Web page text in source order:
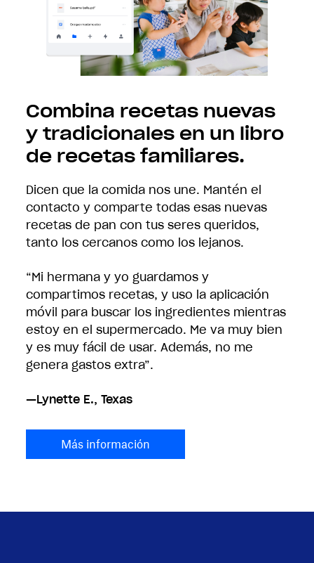
Combina recetas nuevas
y tradicionales en un libro
de recetas familiares.
Dicen que la comida nos une. Mantén el
contacto y comparte todas esas nuevas
recetas de pan con tus seres queridos,
tanto los cercanos como los lejanos.
“Mi hermana y yo guardamos y
compartimos recetas, y uso la aplicación
móvil para buscar los ingredientes mientras
estoy en el supermercado. Me va muy bien
y es muy fácil de usar. Además, no me
genera gastos extra”.
—Lynette E., Texas
Más información